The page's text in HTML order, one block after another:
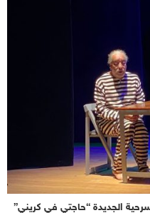
الجديدة “حاجتي في كريني”